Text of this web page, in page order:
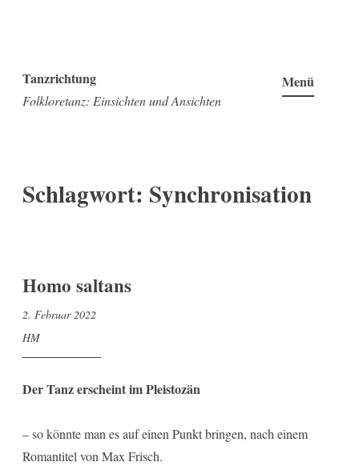
Inhalt
springen
Tanzrichtung
Folkloretanz: Einsichten und Ansichten
Menü
Schlagwort: Synchronisation
Homo saltans
2. Februar 2022
HM
Der Tanz erscheint im Pleistozän
– so könnte man es auf einen Punkt bringen, nach einem
Romantitel von Max Frisch.